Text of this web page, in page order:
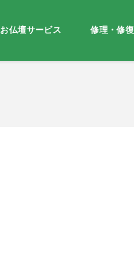
お仏壇サービス 修理・修復